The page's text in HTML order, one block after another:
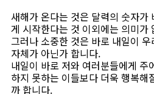
새해가 온다는 것은 달력의 숫자가
게 시작한다는 것 이외에는 의미가
그러나 소중한 것은 바로 내일이
자체가 아닌가 합니다.
내일이 바로 저와 여러분들에게 주
하지 못하는 이들보다 더욱 행복해
까 합니다.